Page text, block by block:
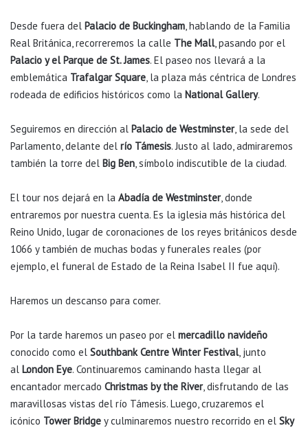
Desde fuera del Palacio de Buckingham, hablando de la Familia
Real Británica, recorreremos la calle The Mall, pasando por el
Palacio y el Parque de St. James. El paseo nos llevará a la
emblemática Trafalgar Square, la plaza más céntrica de Londres
rodeada de edificios históricos como la National Gallery.
Seguiremos en dirección al Palacio de Westminster, la sede del
Parlamento, delante del río Támesis. Justo al lado, admiraremos
también la torre del Big Ben, símbolo indiscutible de la ciudad.
El tour nos dejará en la Abadía de Westminster, donde
entraremos por nuestra cuenta. Es la iglesia más histórica del
Reino Unido, lugar de coronaciones de los reyes británicos desde
1066 y también de muchas bodas y funerales reales (por
ejemplo, el funeral de Estado de la Reina Isabel II fue aquí).
Haremos un descanso para comer.
Por la tarde haremos un paseo por el mercadillo navideño
conocido como el Southbank Centre Winter Festival, junto
al London Eye. Continuaremos caminando hasta llegar al
encantador mercado Christmas by the River, disfrutando de las
maravillosas vistas del río Támesis. Luego, cruzaremos el
icónico Tower Bridge y culminaremos nuestro recorrido en el Sky